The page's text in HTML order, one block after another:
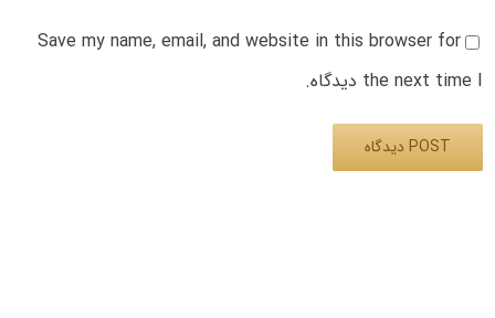
Save my name, email, and website in this browser for
the next time I دیدگاه.